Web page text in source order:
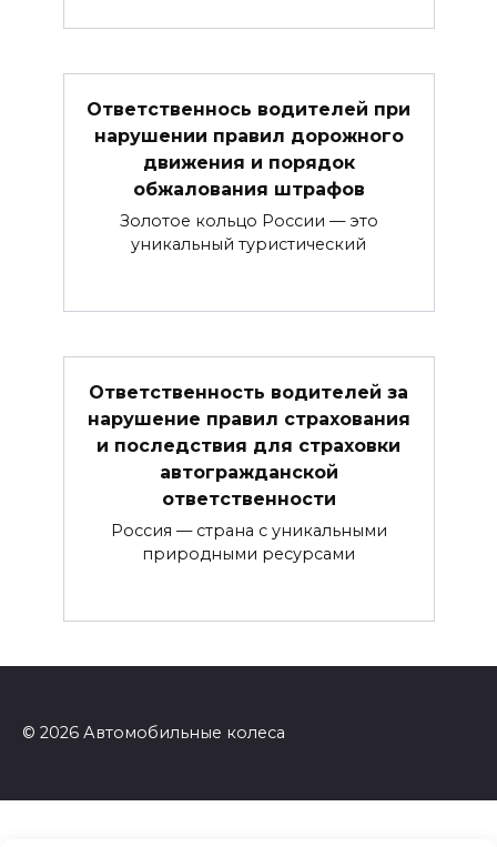
Ответственнось водителей при
нарушении правил дорожного
движения и порядок
обжалования штрафов
Золотое кольцо России — это
уникальный туристический
Ответственность водителей за
нарушение правил страхования
и последствия для страховки
автогражданской
ответственности
Россия — страна с уникальными
природными ресурсами
© 2026 Автомобильные колеса